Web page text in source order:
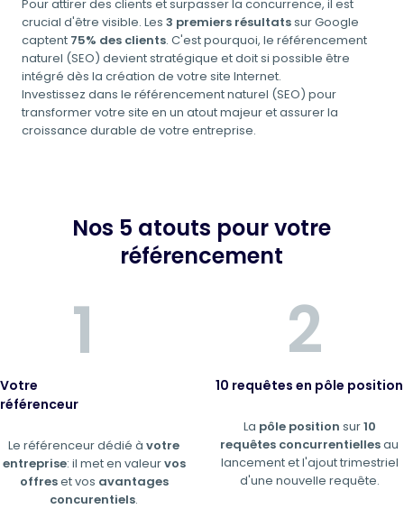
Pour attirer des clients et surpasser la concurrence, il est
crucial d'être visible. Les 3 premiers résultatssur Google
captent 75% des clients. C'est pourquoi, le référencement
naturel (SEO) devient stratégique et doit si possible être
intégré dès la création de votre site Internet.
Investissez dans le référencement naturel (SEO) pour
transformer votre site en un atout majeur et assurer la
croissance durable de votre entreprise.
Nos 5 atouts pour votre
référencement
Votre
référenceur
Le référenceur dédié àvotre
entreprise: il met en valeurvos
offreset vos avantages
concurentiels.
10 requêtes en pôle position
La pôle position sur10
requêtes concurrentiellesau
lancement et l'ajout trimestriel
d'une nouvelle requête.